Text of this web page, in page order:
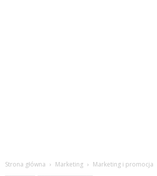
Strona główna Marketing Marketing i promocja